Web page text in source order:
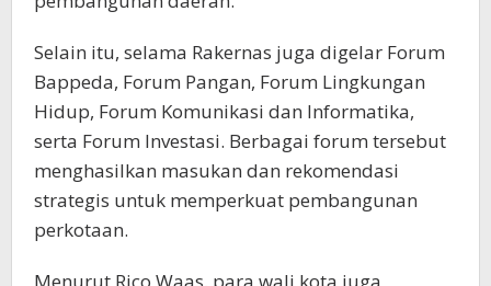
Selain itu, selama Rakernas juga digelar Forum
Bappeda, Forum Pangan, Forum Lingkungan
Hidup, Forum Komunikasi dan Informatika,
serta Forum Investasi. Berbagai forum tersebut
menghasilkan masukan dan rekomendasi
strategis untuk memperkuat pembangunan
perkotaan.